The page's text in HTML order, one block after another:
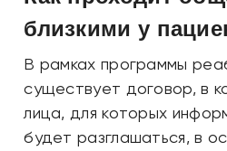
близкими у
В рамках программы
существует договор, в
лица, для которых
будет разглашаться, в